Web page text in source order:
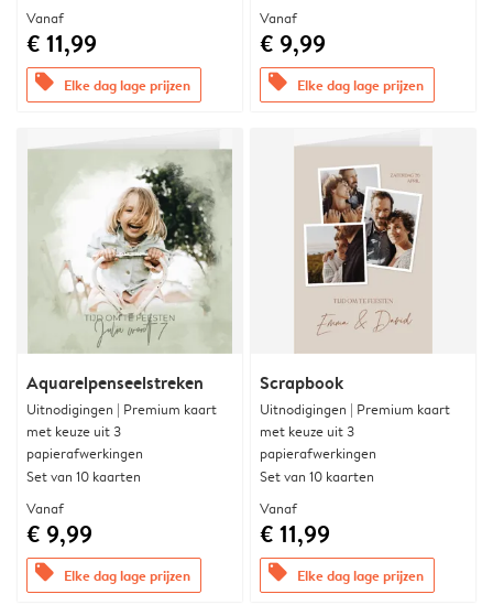
Vanaf
€ 11,99
offers Elke dag lage prijzen
Vanaf
€ 9,99
offers Elke dag lage prijzen
Aquarelpenseelstreken
Uitnodigingen | Premium kaart
met keuze uit 3
papierafwerkingen
Set van 10 kaarten
Vanaf
€ 9,99
offers Elke dag lage prijzen
Scrapbook
Uitnodigingen | Premium kaart
met keuze uit 3
papierafwerkingen
Set van 10 kaarten
Vanaf
€ 11,99
offers Elke dag lage prijzen